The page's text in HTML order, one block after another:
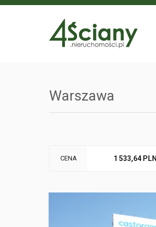
Warszawa
CENA 1 533,64 PLN